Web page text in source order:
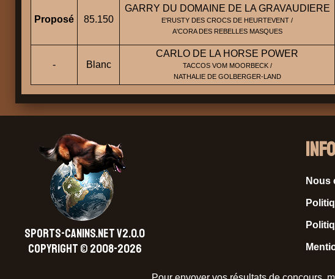
Proposé 85.150
GARRY DU DOMAINE DE LA GRAVAUDIERE
E'RUSTY DES CROCS DE HEURTEVENT /
A'CORA DES REBELLES MASQUES
- Blanc
CARLO DE LA HORSE POWER
TACCOS VOM MOORBECK /
NATHALIE DE GOLBERGER-LAND
SPORTS-CANINS.NET V2.0.0
Copyright © 2008-2026
Nous